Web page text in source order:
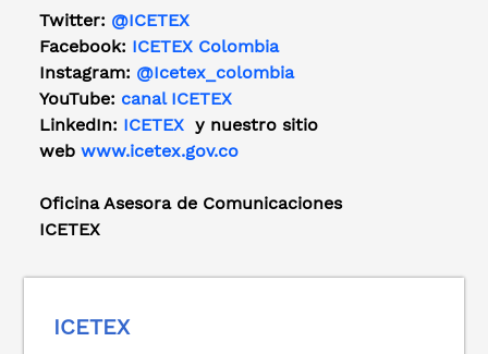
Twitter: @ICETEX
Facebook: ICETEX Colombia
Instagram: @Icetex_colombia
YouTube: canal ICETEX
LinkedIn: ICETEX y nuestro sitio
web www.icetex.gov.co
Oficina Asesora de Comunicaciones
ICETEX
ICETEX